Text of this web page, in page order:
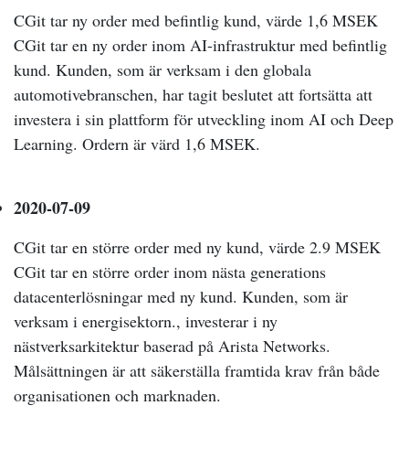
CGit tar ny order med befintlig kund, värde 1,6 MSEK
CGit tar en ny order inom AI-infrastruktur med befintlig
kund. Kunden, som är verksam i den globala
automotivebranschen, har tagit beslutet att fortsätta att
investera i sin plattform för utveckling inom AI och Deep
Learning. Ordern är värd 1,6 MSEK.
2020-07-09
CGit tar en större order med ny kund, värde 2.9 MSEK
CGit tar en större order inom nästa generations
datacenterlösningar med ny kund. Kunden, som är
verksam i energisektorn., investerar i ny
nästverksarkitektur baserad på Arista Networks.
Målsättningen är att säkerställa framtida krav från både
organisationen och marknaden.